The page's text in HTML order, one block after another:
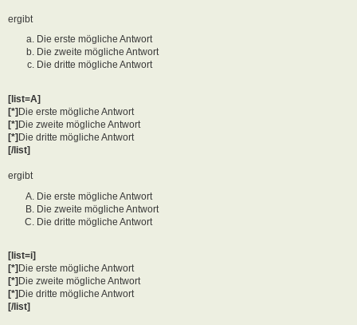
ergibt
Die erste mögliche Antwort
Die zweite mögliche Antwort
Die dritte mögliche Antwort
[list=A]
[*] Die erste mögliche Antwort
[*] Die zweite mögliche Antwort
[*] Die dritte mögliche Antwort
[/list]
ergibt
Die erste mögliche Antwort
Die zweite mögliche Antwort
Die dritte mögliche Antwort
[list=i]
[*] Die erste mögliche Antwort
[*] Die zweite mögliche Antwort
[*] Die dritte mögliche Antwort
[/list]